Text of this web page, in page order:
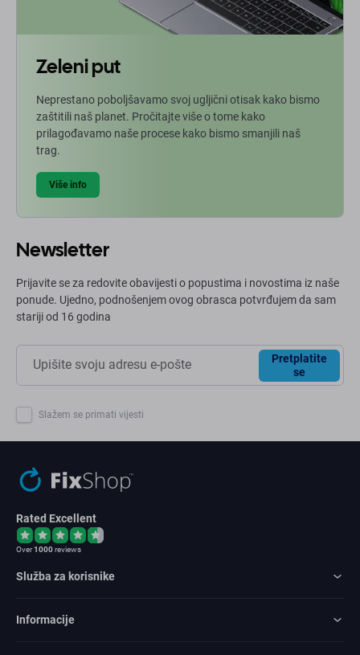
Zeleni put
Neprestano poboljšavamo svoj ugljični otisak kako bismo
zaštitili naš planet. Pročitajte više o tome kako
prilagođavamo naše procese kako bismo smanjili naš
trag.
Više info
Newsletter
Prijavite se za redovite obavijesti o popustima i novostima iz naše
ponude. Ujedno, podnošenjem ovog obrasca potvrđujem da sam
stariji od 16 godina
Pretplatite
se
Slažem se primati vijesti
Rated Excellent
Over1000reviews
Služba za korisnike
Informacije